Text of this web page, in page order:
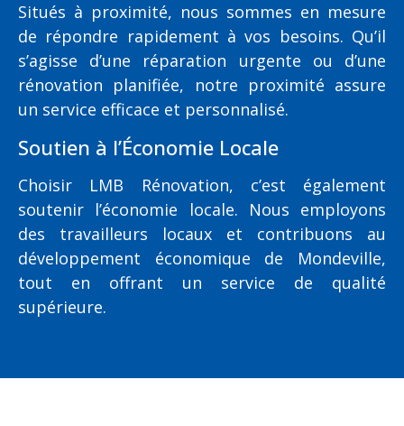
Situés à proximité, nous sommes en mesure
de répondre rapidement à vos besoins. Qu’il
s’agisse d’une réparation urgente ou d’une
rénovation planifiée, notre proximité assure
un service efficace et personnalisé.
Soutien à l’Économie Locale
Choisir LMB Rénovation, c’est également
soutenir l’économie locale. Nous employons
des travailleurs locaux et contribuons au
développement économique de Mondeville,
tout en offrant un service de qualité
supérieure.